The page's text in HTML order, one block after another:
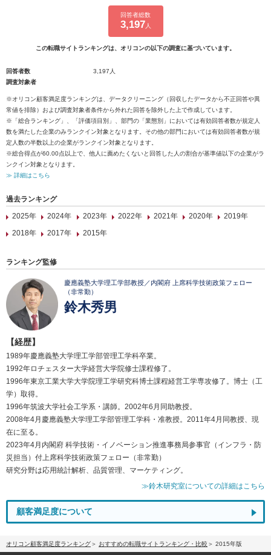
回答者総数
3,197 人
この転職サイトランキングは、オリコンの以下の調査に基づいています。
回答者数
3,197人
調査対象者
※オリコン顧客満足度ランキングは、データクリーニング（回収したデータから不正回答や異
常値を排除）および調査対象者条件から外れた回答を除外した上で作成しています。
※「総合ランキング」、「評価項目別」、部門の「業態別」においては有効回答者数が規定人
数を満たした企業のみランクイン対象となります。その他の部門においては有効回答者数が規
定人数の半数以上の企業がランクイン対象となります。
※総合得点が60.00点以上で、他人に薦めたくないと回答した人の割合が基準値以下の企業がラ
ンクイン対象となります。
≫ 詳細はこちら
過去ランキング
2025年
2024年 2023年 2022年 2021年 2020年
2019年
2018年
2017年 2015年
ランキング監修
慶應義塾大学理工学部教授／内閣府 上席科学技術政策フェロー
（非常勤）
鈴木秀男
【経歴】
1989年慶應義塾大学理工学部管理工学科卒業。
1992年ロチェスター大学経営大学院修士課程修了。
1996年東京工業大学大学院理工学研究科博士課程経営工学専攻修了。博士（工
学）取得。
1996年筑波大学社会工学系・講師。2002年6月同助教授。
2008年4月慶應義塾大学理工学部管理工学科・准教授。2011年4月同教授、現
在に至る。
2023年4月内閣府 科学技術・イノベーション推進事務局参事官（インフラ・防
災担当）付上席科学技術政策フェロー（非常勤）
研究分野は応用統計解析、品質管理、マーケティング。
≫鈴木研究室についての詳細はこちら
顧客満足度について
オリコン顧客満足度ランキング おすすめの転職サイトランキング・比較 2015年版